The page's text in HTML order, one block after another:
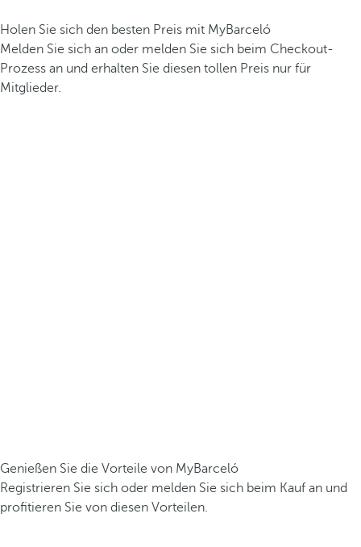
Holen Sie sich den besten Preis mit MyBarceló
Melden Sie sich an oder melden Sie sich beim Checkout-
Prozess an und erhalten Sie diesen tollen Preis nur für
Mitglieder.
Genießen Sie die Vorteile von MyBarceló
Registrieren Sie sich oder melden Sie sich beim Kauf an und
profitieren Sie von diesen Vorteilen.